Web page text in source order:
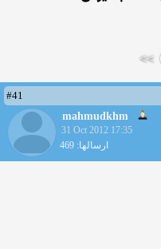
>>
#41
mahmudkhm
31 Oct 2012 17:35
ارسالها: 469